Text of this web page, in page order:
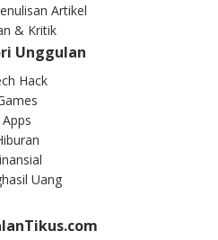
Artikel
& Kritik
Unggulan
Hack
Apps
Uang